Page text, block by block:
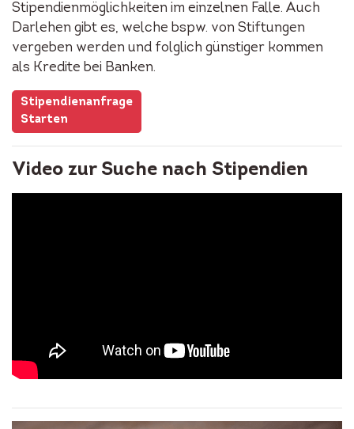
Stipendienmöglichkeiten im einzelnen Falle. Auch
Darlehen gibt es, welche bspw. von Stiftungen
vergeben werden und folglich günstiger kommen
als Kredite bei Banken.
Stipendienanfrage
Starten
Video zur Suche nach Stipendien